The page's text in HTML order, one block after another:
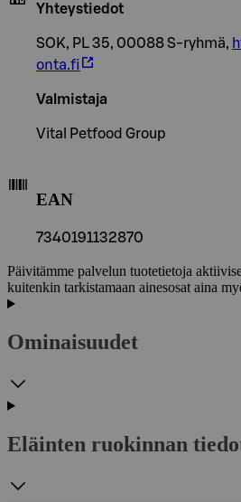
Yhteystiedot
SOK, PL 35, 00088 S-ryhmä,
onta.fi
Valmistaja
Vital Petfood Group
EAN
7340191132870
Päivitämme palvelun tuotetietoja
kuitenkin tarkistamaan ainesosat aina
Ominaisuudet
Eläinten ruokinnan